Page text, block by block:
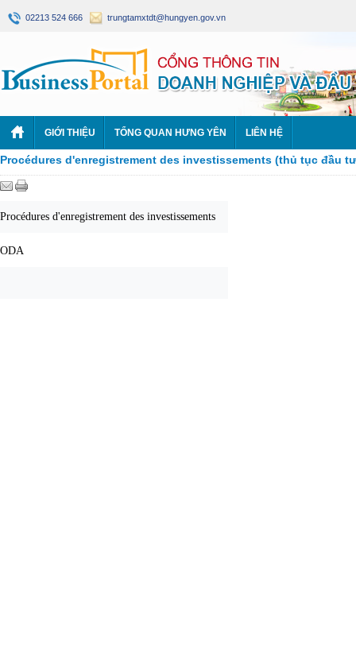
02213 524 666 trungtamxtdt@hungyen.gov.vn
GIỚI THIỆU TỔNG QUAN HƯNG YÊN LIÊN HỆ
Procédures d'enregistrement des investissements (thủ tục đầu
Procédures d'enregistrement des investissements
ODA